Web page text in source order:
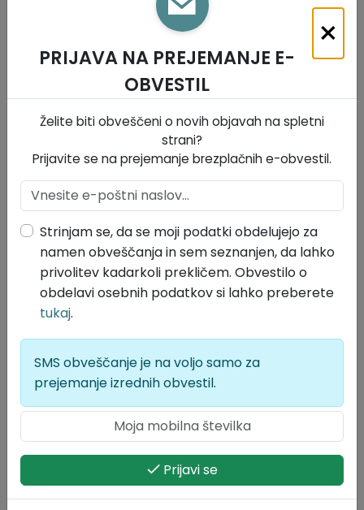
Povezane objave
×
PRIJAVA NA PREJEMANJE E-
OBVESTIL
Želite biti obveščeni o novih objavah na spletni
strani?
Prijavite se na prejemanje brezplačnih e-obvestil.
Strinjam se, da se moji podatki obdelujejo za
namen obveščanja in sem seznanjen, da lahko
privolitev kadarkoli prekličem. Obvestilo o
obdelavi osebnih podatkov si lahko preberete
tukaj.
SMS obveščanje je na voljo samo za
prejemanje izrednih obvestil.
Prijavi se